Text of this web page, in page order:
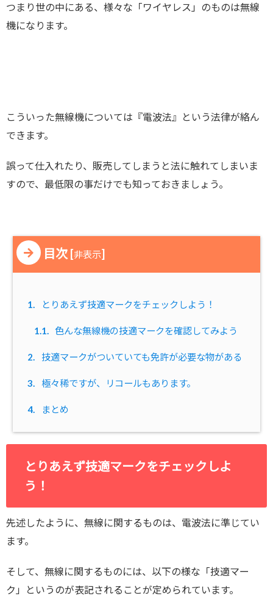
つまり世の中にある、様々な「ワイヤレス」のものは無線
機になります。
こういった無線機については『電波法』という法律が絡ん
できます。
誤って仕入れたり、販売してしまうと法に触れてしまいま
すので、最低限の事だけでも知っておきましょう。
目次 [非表示]
1. とりあえず技適マークをチェックしよう！
1.1. 色んな無線機の技適マークを確認してみよう
2. 技適マークがついていても免許が必要な物がある
3. 極々稀ですが、リコールもあります。
4. まとめ
とりあえず技適マークをチェックしよ
う！
先述したように、無線に関するものは、電波法に準じてい
ます。
そして、無線に関するものには、以下の様な「技適マー
ク」というのが表記されることが定められています。